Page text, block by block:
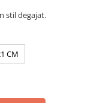
stil degajat.
CM